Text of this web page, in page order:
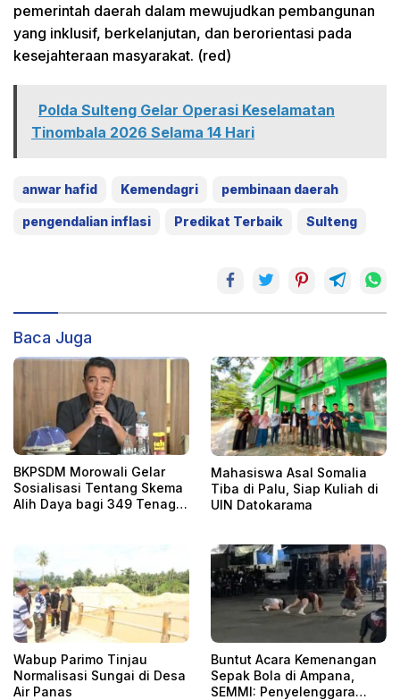
pemerintah daerah dalam mewujudkan pembangunan
yang inklusif, berkelanjutan, dan berorientasi pada
kesejahteraan masyarakat. (red)
Polda Sulteng Gelar Operasi Keselamatan
Tinombala 2026 Selama 14 Hari
anwar hafid Kemendagri pembinaan daerah
pengendalian inflasi Predikat Terbaik Sulteng
Baca Juga
BKPSDM Morowali Gelar
Sosialisasi Tentang Skema
Alih Daya bagi 349 Tenaga
Mahasiswa Asal Somalia
Tiba di Palu, Siap Kuliah di
UIN Datokarama
Wabup Parimo Tinjau
Normalisasi Sungai di Desa
Air Panas
Buntut Acara Kemenangan
Sepak Bola di Ampana,
SEMMI: Penyelenggara